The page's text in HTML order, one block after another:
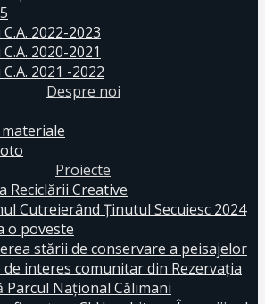
2022-2023
2020-2021
2021 -2022
Despre noi
Proiecte
Reciclării Creative
Cutreierând Ținutul Secuiesc 2024
o poveste
stării de conservare a peisajelor
interes comunitar din Rezervaţia
Parcul Naţional Călimani